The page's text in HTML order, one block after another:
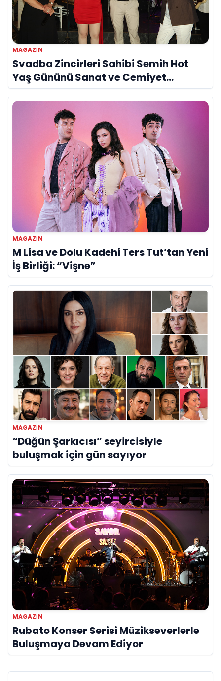
MAGAZİN
Svadba Zincirleri Sahibi Semih Hot
Yaş Gününü Sanat ve Cemiyet
Dünyasının Ünlü İsimleriyle Kutladı!
MAGAZİN
M Lisa ve Dolu Kadehi Ters Tut’tan Yeni
İş Birliği: “Vişne”
MAGAZİN
“Düğün Şarkıcısı” seyircisiyle
buluşmak için gün sayıyor
MAGAZİN
Rubato Konser Serisi Müzikseverlerle
Buluşmaya Devam Ediyor